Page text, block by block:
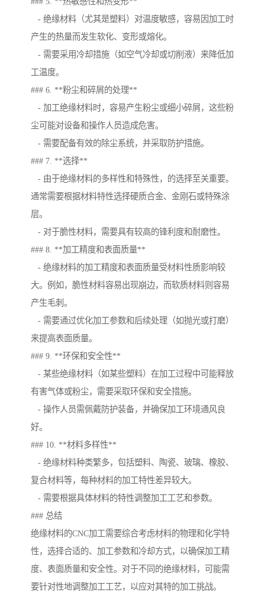
- 绝缘材料（尤其是塑料）对温度敏感，容易因加工时
产生的热量而发生软化、变形或熔化。
- 需要采用冷却措施（如空气冷却或切削液）来降低加
工温度。
### 6. **粉尘和碎屑的处理**
- 加工绝缘材料时，容易产生粉尘或细小碎屑，这些粉
尘可能对设备和操作人员造成危害。
- 需要配备有效的除尘系统，并采取防护措施。
### 7. **选择**
- 由于绝缘材料的多样性和特殊性，的选择至关重要。
通常需要根据材料特性选择硬质合金、金刚石或特殊涂
层。
- 对于脆性材料，需要具有较高的锋利度和耐磨性。
### 8. **加工精度和表面质量**
- 绝缘材料的加工精度和表面质量受材料性质影响较
大。例如，脆性材料容易出现崩边，而软质材料则容易
产生毛刺。
- 需要通过优化加工参数和后续处理（如抛光或打磨）
来提高表面质量。
### 9. **环保和安全性**
- 某些绝缘材料（如某些塑料）在加工过程中可能释放
有害气体或粉尘，需要采取环保和安全措施。
- 操作人员需佩戴防护装备，并确保加工环境通风良
好。
### 10. **材料多样性**
- 绝缘材料种类繁多，包括塑料、陶瓷、玻璃、橡胶、
复合材料等，每种材料的加工特性差异较大。
- 需要根据具体材料的特性调整加工工艺和参数。
### 总结
绝缘材料的CNC加工需要综合考虑材料的物理和化学特
性，选择合适的、加工参数和冷却方式，以确保加工精
度、表面质量和安全性。对于不同的绝缘材料，可能需
要针对性地调整加工工艺，以应对其特的加工挑战。